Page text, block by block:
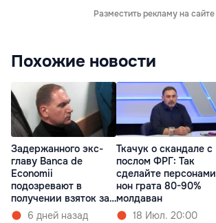
Разместить рекламу на сайте
Похожие новости
Задержанного экс-
главу Banca de
Economii
подозревают в
получении взяток за
кредиты
6 дней назад
Ткачук о скандале с
послом ФРГ: Так
сделайте персонами
нон грата 80-90%
молдаван
18 Июл. 20:00